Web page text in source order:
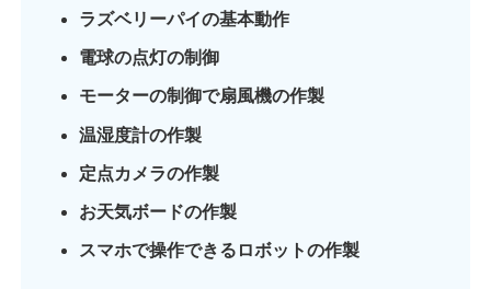
ラズベリーパイの基本動作
電球の点灯の制御
モーターの制御で扇風機の作製
温湿度計の作製
定点カメラの作製
お天気ボードの作製
スマホで操作できるロボットの作製